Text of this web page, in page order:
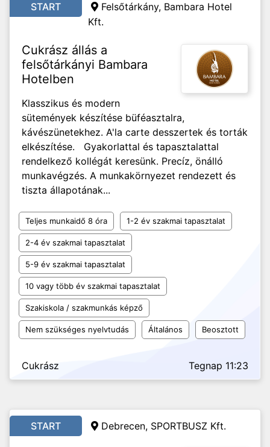
START
Felsőtárkány, Bambara Hotel
Kft.
Cukrász állás a
felsőtárkányi Bambara
Hotelben
Klasszikus és modern
sütemények készítése büféasztalra,
kávészünetekhez. A'la carte desszertek és torták
elkészítése. Gyakorlattal és tapasztalattal
rendelkező kollégát keresünk. Precíz, önálló
munkavégzés. A munkakörnyezet rendezett és
tiszta állapotának...
Teljes munkaidő 8 óra 1-2 év szakmai tapasztalat
2-4 év szakmai tapasztalat
5-9 év szakmai tapasztalat
10 vagy több év szakmai tapasztalat
Szakiskola / szakmunkás képző
Nem szükséges nyelvtudás Általános Beosztott
Cukrász Tegnap 11:23
START Debrecen, SPORTBUSZ Kft.